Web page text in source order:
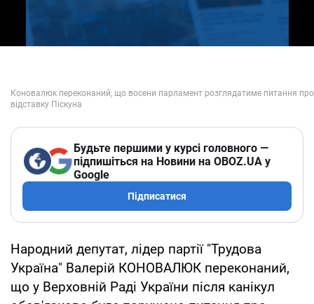
Будьте першими у курсі головного —
підпишіться на Новини на OBOZ.UA у
Google
Підписатися
Народний депутат, лідер партії "Трудова
Україна" Валерій КОНОВАЛЮК переконаний,
що у Верховній Раді України після канікул